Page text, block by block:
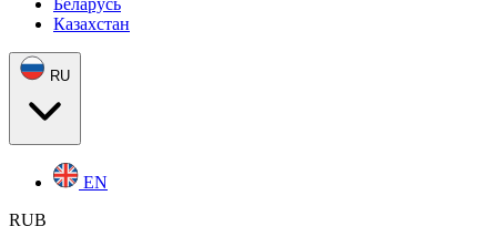
Беларусь
Казахстан
RU
EN
RUB